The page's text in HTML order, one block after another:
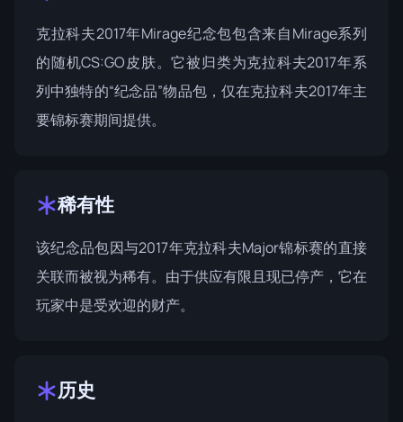
克拉科夫2017年Mirage纪念包包含来自Mirage系列
的随机CS:GO皮肤。它被归类为克拉科夫2017年系
列中独特的“纪念品”物品包，仅在克拉科夫2017年主
要锦标赛期间提供。
稀有性
该纪念品包因与2017年克拉科夫Major锦标赛的直接
关联而被视为稀有。由于供应有限且现已停产，它在
玩家中是受欢迎的财产。
历史